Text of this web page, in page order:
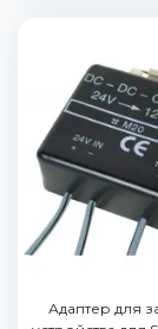
Адаптер для